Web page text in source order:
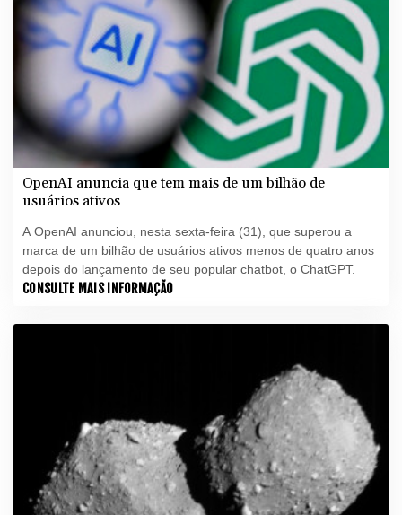
OpenAI anuncia que tem mais de um bilhão de
usuários ativos
A OpenAI anunciou, nesta sexta-feira (31), que superou a
marca de um bilhão de usuários ativos menos de quatro anos
depois do lançamento de seu popular chatbot, o ChatGPT.
CONSULTE MAIS INFORMAÇÃO